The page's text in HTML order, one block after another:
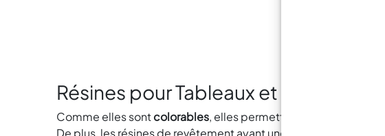
Résines pour Tableaux et Plateaux
Comme elles sontcolorables, elles permettent de créer des
De plus, les résines de revêtement ayant une viscosité plus